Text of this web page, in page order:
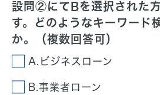
設問②にてBを選択された
す。
どのようなキーワード
か。（複数回答可）
A.ビジネスローン
B.事業者ローン